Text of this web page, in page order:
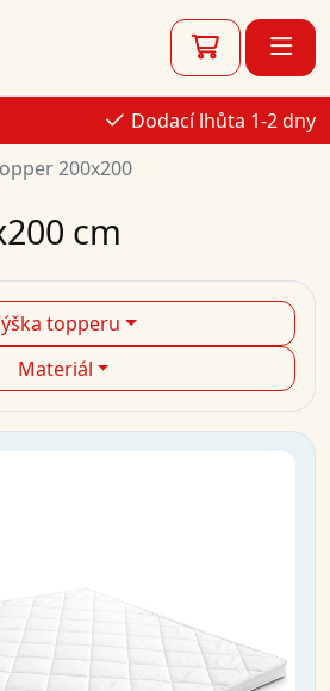
Dodací lhůta 1-2 dny
200x200
cm
topperu
Materiál